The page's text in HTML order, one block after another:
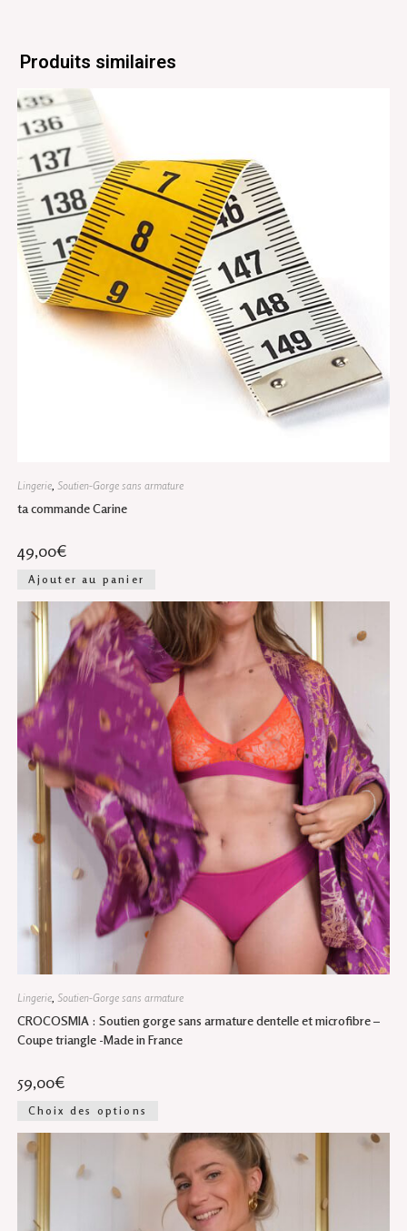
Produits similaires
Lingerie, Soutien-Gorge sans armature
ta commande Carine
49,00€
Ajouter au panier
Lingerie, Soutien-Gorge sans armature
CROCOSMIA : Soutien gorge sans armature dentelle et microfibre –
Coupe triangle -Made in France
59,00€
Choix des options
a
plusieurs
variations.
Les
options
peuvent
être
choisies